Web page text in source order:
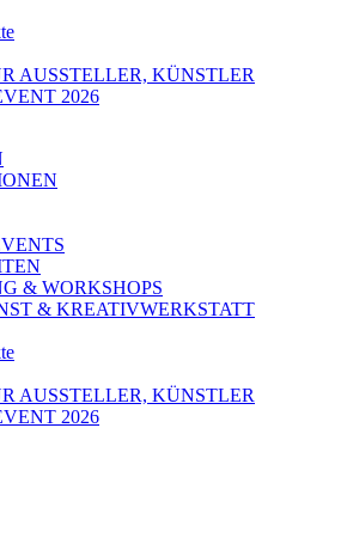
AUSSTELLER, KÜNSTLER
2026
& WORKSHOPS
& KREATIVWERKSTATT
AUSSTELLER, KÜNSTLER
2026